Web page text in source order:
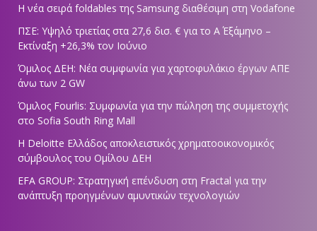
Η νέα σειρά foldables της Samsung διαθέσιμη στη Vodafone
ΠΣΕ: Υψηλό τριετίας στα 27,6 δισ. € για το Α΄ Εξάμηνο –
Εκτίναξη +26,3% τον Ιούνιο
Όμιλος ΔΕΗ: Νέα συμφωνία για χαρτοφυλάκιο έργων ΑΠΕ
άνω των 2 GW
Όμιλος Fourlis: Συμφωνία για την πώληση της συμμετοχής
στο Sofia South Ring Mall
Η Deloitte Ελλάδος αποκλειστικός χρηματοοικονομικός
σύμβουλος του Ομίλου ΔΕΗ
EFA GROUP: Στρατηγική επένδυση στη Fractal για την
ανάπτυξη προηγμένων αμυντικών τεχνολογιών